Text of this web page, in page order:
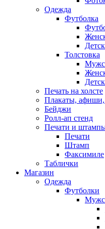
Одежда
Футболка
Толстовка
Печать на холсте
Плакаты, афиши,
Бейджи
Ролл-ап стенд
Печати и
Печати
Штамп
Факсимиле
Таблички
Магазин
Одежда
Футболки